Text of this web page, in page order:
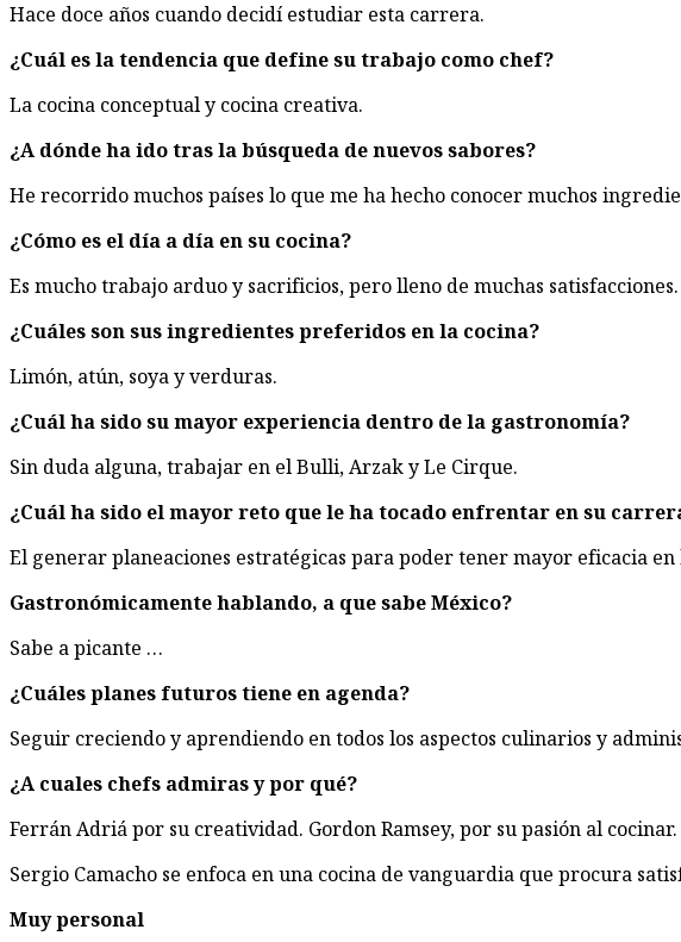
Hace doce años cuando decidí estudiar esta carrera.
¿Cuál es la tendencia que define su trabajo como chef?
La cocina conceptual y cocina creativa.
¿A dónde ha ido tras la búsqueda de nuevos sabores?
He recorrido muchos países lo que me ha hecho conocer muchos
¿Cómo es el día a día en su cocina?
Es mucho trabajo arduo y sacrificios, pero lleno de muchas satisfacciones.
¿Cuáles son sus ingredientes preferidos en la cocina?
Limón, atún, soya y verduras.
¿Cuál ha sido su mayor experiencia dentro de la gastronomía?
Sin duda alguna, trabajar en el Bulli, Arzak y Le Cirque.
¿Cuál ha sido el mayor reto que le ha tocado enfrentar en su
El generar planeaciones estratégicas para poder tener mayor eficacia en
Gastronómicamente hablando, a que sabe México?
Sabe a picante …
¿Cuáles planes futuros tiene en agenda?
Seguir creciendo y aprendiendo en todos los aspectos culinarios y
¿A cuales chefs admiras y por qué?
Ferrán Adriá por su creatividad. Gordon Ramsey, por su pasión al cocinar.
Sergio Camacho se enfoca en una cocina de vanguardia que procura
Muy personal